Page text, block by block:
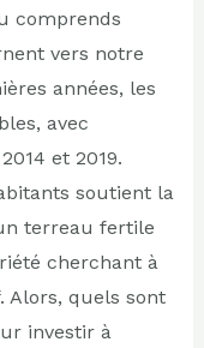
comprends
vers notre
années, les
avec
et 2019.
soutient la
terreau fertile
cherchant à
quels sont
investir à